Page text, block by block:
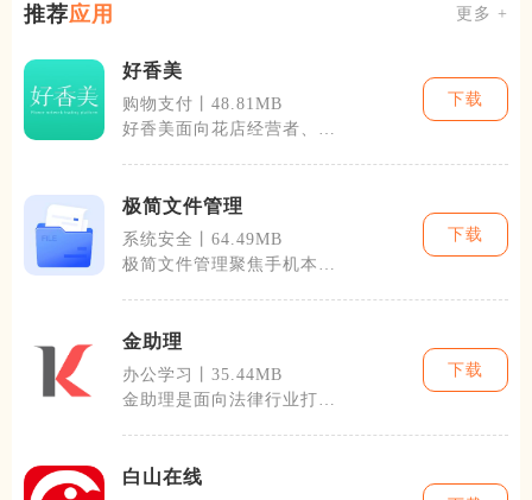
推荐应用 更多 +
好香美
购物支付丨48.81MB
好香美面向花店经营者、鲜
下载
极简文件管理
系统安全丨64.49MB
极简文件管理聚焦手机本地
下载
金助理
办公学习丨35.44MB
金助理是面向法律行业打造
下载
白山在线